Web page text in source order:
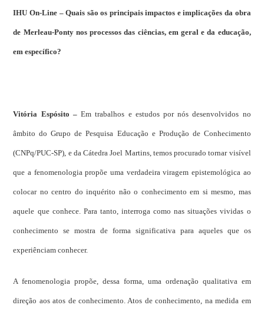
IHU On-Line – Quais são os principais impactos e implicações da obra
de Merleau-Ponty nos processos das ciências, em geral e da educação,
em específico?
Vitória Espósito –Em trabalhos e estudos por nós desenvolvidos no
âmbito do Grupo de Pesquisa Educação e Produção de Conhecimento
(CNPq/PUC-SP), e da Cátedra Joel Martins, temos procurado tornar visível
que a fenomenologia propõe uma verdadeira viragem epistemológica ao
colocar no centro do inquérito não o conhecimento em si mesmo, mas
aquele que conhece. Para tanto, interroga como nas situações vividas o
conhecimento se mostra de forma significativa para aqueles que os
experiênciam conhecer.
A fenomenologia propõe, dessa forma, uma ordenação qualitativa em
direção aos atos de conhecimento. Atos de conhecimento, na medida em